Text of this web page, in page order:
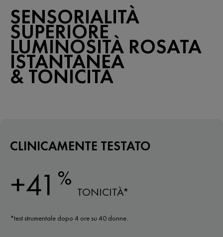
SENSORIALITÀ
SUPERIORE
LUMINOSITÀ ROSATA
ISTANTANEA
& TONICITÀ
CLINICAMENTE TESTATO
+41 %
TONICITÀ*
*test strumentale dopo 4 ore su 40 donne.